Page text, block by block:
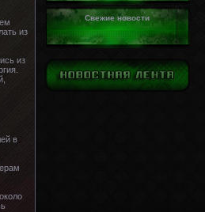
из
из
в
Свежие новости